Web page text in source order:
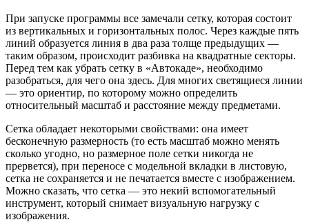
При запуске программы все замечали сетку, которая состоит
из вертикальных и горизонтальных полос. Через каждые пять
линий образуется линия в два раза толще предыдущих —
таким образом, происходит разбивка на квадратные секторы.
Перед тем как убрать сетку в «Автокаде», необходимо
разобраться, для чего она здесь. Для многих светящиеся линии
— это ориентир, по которому можно определить
относительный масштаб и расстояние между предметами.
Сетка обладает некоторыми свойствами: она имеет
бесконечную размерность (то есть масштаб можно менять
сколько угодно, но размерное поле сетки никогда не
прервется), при переносе с модельной вкладки в листовую,
сетка не сохраняется и не печатается вместе с изображением.
Можно сказать, что сетка — это некий вспомогательный
инструмент, который снимает визуальную нагрузку с
изображения.